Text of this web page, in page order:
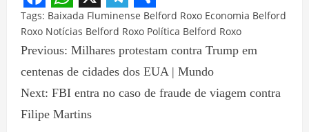
Facebook
WhatsApp
X Telegram
Share
Tags: Baixada Fluminense Belford Roxo Economia Belford
Roxo Notícias Belford Roxo Política Belford Roxo
Previous: Milhares protestam contra Trump em
centenas de cidades dos EUA | Mundo
Next: FBI entra no caso de fraude de viagem contra
Filipe Martins